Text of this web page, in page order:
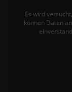
Es wird
können Daten